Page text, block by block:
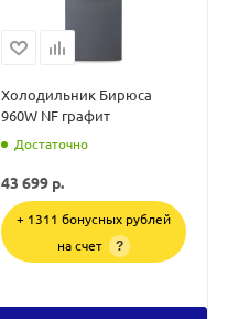
Холодильник Бирюса
960W NF графит
Достаточно
43 699 р.
+ 1311 бонусных рублей
на счет
?